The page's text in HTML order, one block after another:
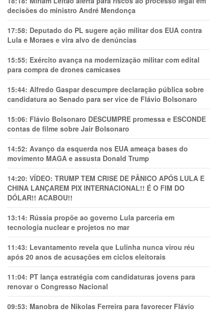
decisões do ministro André Mendonça
17:58: Deputado do PL sugere ação militar dos EUA contra
Lula e Moraes e vira alvo de denúncias
15:55: Exército avança na modernização militar com edital
para compra de drones camicases
15:44: Alfredo Gaspar descumpre declaração pública sobre
candidatura ao Senado para ser vice de Flávio Bolsonaro
15:06: Flávio Bolsonaro DESCUMPRE promessa e ESCONDE
contas de filme sobre Jair Bolsonaro
14:52: Avanço da esquerda nos EUA ameaça bases do
movimento MAGA e assusta Donald Trump
14:20: VÍDEO: TRUMP TEM CRlSE DE PÂNlCO APÓS LULA E
CHINA LANÇAREM PIX INTERNACIONAL!! É O FIM DO
DÓLAR!! ACABOU!!
13:14: Rússia propõe ao governo Lula parceria em
tecnologia nuclear e projetos no mar
11:43: Levantamento revela que Lulinha nunca virou réu
após 20 anos de acusações em ciclos eleitorais
11:04: PT lança estratégia com candidaturas jovens para
renovar o Congresso Nacional
09:53: Manobra de Nikolas Ferreira para favorecer Flávio